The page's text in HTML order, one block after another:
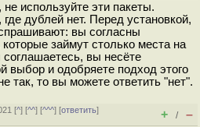
используйте эти пакеты.
дублей нет. Перед установкой,
вы согласны
займут столько места на
вы несёте
выбор и одобряете подход этого
так, то вы можете ответить "нет".
[^] [^^] [^^^] [ответить]
+ / –